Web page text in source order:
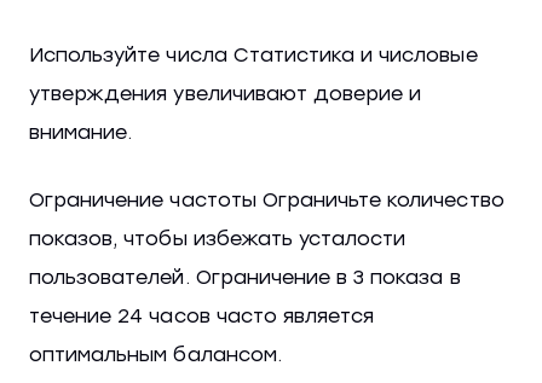
Используйте числа Статистика и числовые
утверждения увеличивают доверие и
внимание.
Ограничение частоты Ограничьте количество
показов, чтобы избежать усталости
пользователей. Ограничение в 3 показа в
течение 24 часов часто является
оптимальным балансом.